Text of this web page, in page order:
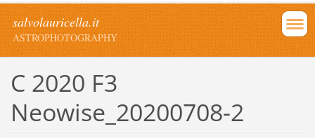
salvolauricella.it
ASTROPHOTOGRAPHY
C 2020 F3
Neowise_20200708-2